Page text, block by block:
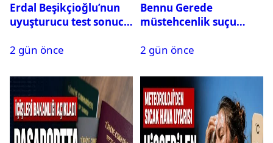
Erdal Beşikçioğlu’nun
uyuşturucu test sonucu
2 gün önce
Bennu Gerede
müstehcenlik suçu
alındı
2 gün önce